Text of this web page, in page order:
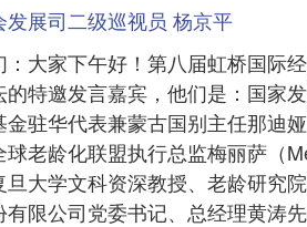
展司二级巡视员 杨京平
大家下午好！第八届虹桥国际
特邀发言嘉宾，他们是：国家
驻华代表兼蒙古国别主任那迪
老龄化联盟执行总监梅丽萨（
大学文科资深教授、老龄研究
限公司党委书记、总经理黄涛